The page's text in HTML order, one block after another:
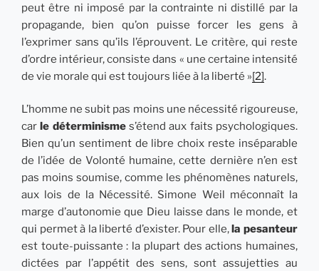
peut être ni imposé par la contrainte ni distillé par la
propagande, bien qu’on puisse forcer les gens à
l’exprimer sans qu’ils l’éprouvent. Le critère, qui reste
d’ordre intérieur, consiste dans « une certaine intensité
de vie morale qui est toujours liée à la liberté »[2].
L’homme ne subit pas moins une nécessité rigoureuse,
carle déterminismes’étend aux faits psychologiques.
Bien qu’un sentiment de libre choix reste inséparable
de l’idée de Volonté humaine, cette dernière n’en est
pas moins soumise, comme les phénomènes naturels,
aux lois de la Nécessité. Simone Weil méconnaît la
marge d’autonomie que Dieu laisse dans le monde, et
qui permet à la liberté d’exister. Pour elle,la pesanteur
est toute-puissante : la plupart des actions humaines,
dictées par l’appétit des sens, sont assujetties au